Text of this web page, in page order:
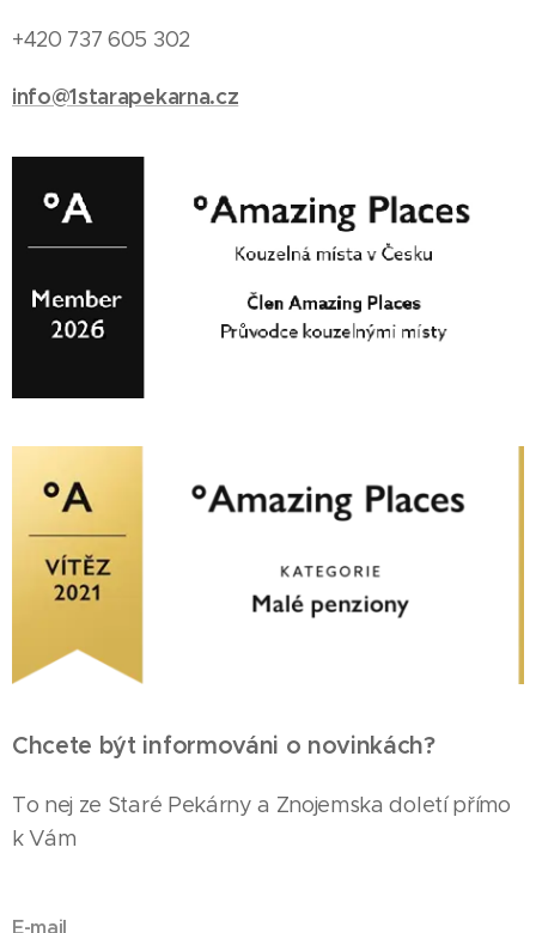
+420 737 605 302
info@1starapekarna.cz
Chcete být informováni o novinkách?
To nej ze Staré Pekárny a Znojemska doletí přímo
k Vám
E-mail